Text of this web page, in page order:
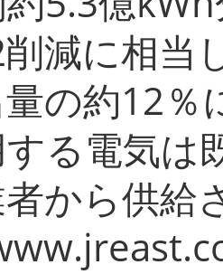
削減に相当
の約12％
る電気は
から供給